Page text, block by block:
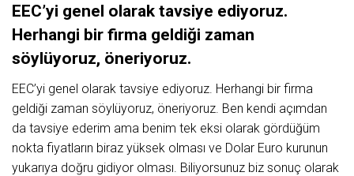
EEC’yi genel olarak tavsiye ediyoruz.
Herhangi bir firma geldiği zaman
söylüyoruz, öneriyoruz.
EEC’yi genel olarak tavsiye ediyoruz. Herhangi bir firma
geldiği zaman söylüyoruz, öneriyoruz. Ben kendi açımdan
da tavsiye ederim ama benim tek eksi olarak gördüğüm
nokta fiyatların biraz yüksek olması ve Dolar Euro kurunun
yukarıya doğru gidiyor olması. Biliyorsunuz biz sonuç olarak